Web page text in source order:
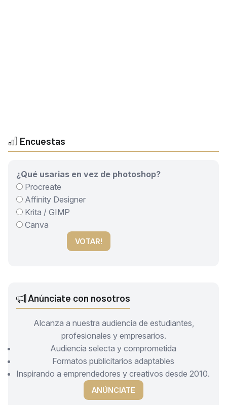
Encuestas
¿Qué usarias en vez de photoshop?
Procreate
Affinity Designer
Krita / GIMP
Canva
VOTAR!
Anúnciate con nosotros
Alcanza a nuestra audiencia de estudiantes,
profesionales y empresarios.
Audiencia selecta y comprometida
Formatos publicitarios adaptables
Inspirando a emprendedores y creativos desde 2010.
ANÚNCIATE